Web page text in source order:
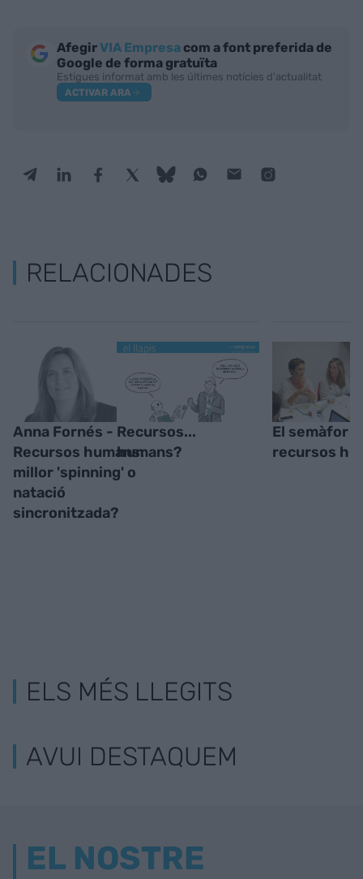
AfegirVIA Empresa com a font preferida de
Google de forma gratuïta
Estigues informat amb les últimes notícies d'actualitat
ACTIVAR ARA
RELACIONADES
Anna Fornés -
Recursos humans:
millor 'spinning' o
natació
sincronitzada?
Recursos...
humans?
El semàfor
recursos
ELS MÉS LLEGITS
AVUI DESTAQUEM
EL NOSTRE